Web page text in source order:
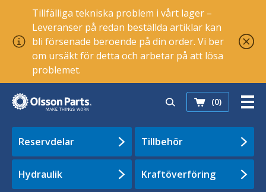
Tillfälliga tekniska problem i vårt lager –
Leveranser på redan beställda artiklar kan
bli försenade beroende på din order. Vi ber
om ursäkt för detta och arbetar på att lösa
problemet.
(0)
Reservdelar Tillbehör
Hydraulik Kraftöverföring